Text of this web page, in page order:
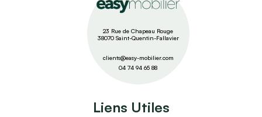
23 Rue de Chapeau Rouge
38070 Saint-Quentin-Fallavier
clients@easy-mobilier.com
04 74 94 65 88
Liens Utiles